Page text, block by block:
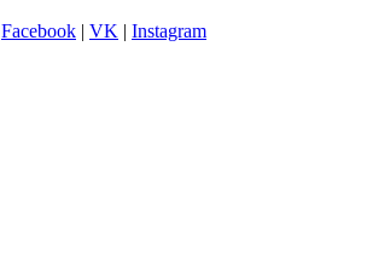
Facebook | VK | Instagram